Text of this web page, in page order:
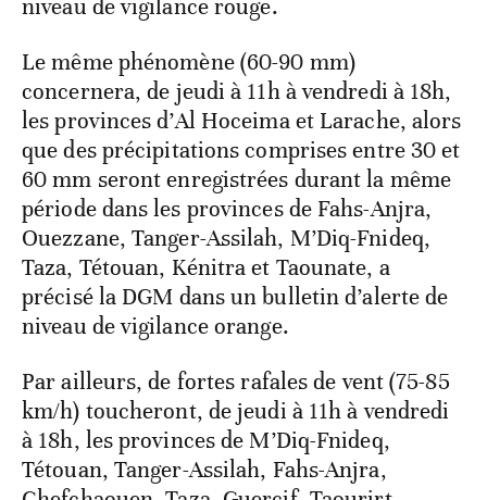
niveau de vigilance rouge.
Le même phénomène (60-90 mm)
concernera, de jeudi à 11h à vendredi à 18h,
les provinces d’Al Hoceima et Larache, alors
que des précipitations comprises entre 30 et
60 mm seront enregistrées durant la même
période dans les provinces de Fahs-Anjra,
Ouezzane, Tanger-Assilah, M’Diq-Fnideq,
Taza, Tétouan, Kénitra et Taounate, a
précisé la DGM dans un bulletin d’alerte de
niveau de vigilance orange.
Par ailleurs, de fortes rafales de vent (75-85
km/h) toucheront, de jeudi à 11h à vendredi
à 18h, les provinces de M’Diq-Fnideq,
Tétouan, Tanger-Assilah, Fahs-Anjra,